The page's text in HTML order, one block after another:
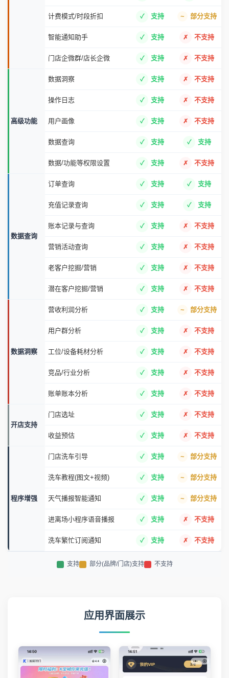
计费模式/时段折扣 支持 部分支持
智能通知助手 支持 不支持
门店企微群/店长企微 支持 不支持
高级功能
数据洞察 支持 不支持
操作日志 支持 不支持
用户画像 支持 不支持
数据查询 支持 支持
数据/功能等权限设置 支持 不支持
数据查询
订单查询 支持 支持
充值记录查询 支持 支持
账本记录与查询 支持 不支持
营销活动查询 支持 不支持
老客户挖掘/营销 支持 不支持
潜在客户挖掘/营销 支持 不支持
数据洞察
营收利润分析 支持 部分支持
用户群分析 支持 不支持
工位/设备耗材分析 支持 不支持
竞品/行业分析 支持 不支持
账单账本分析 支持 不支持
开店支持
门店选址 支持 不支持
收益预估 支持 不支持
程序增强
门店洗车引导 支持 部分支持
洗车教程(图文+视频) 支持 部分支持
天气播报智能通知 支持 部分支持
进离场小程序语音播报 支持 不支持
洗车繁忙订阅通知 支持 不支持
支持 部分(品牌/门店)支持 不支持
应用界面展示